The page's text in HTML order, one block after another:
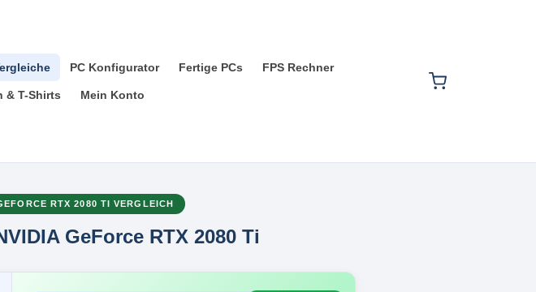
PC Konfigurator Fertige PCs FPS Rechner
& T-Shirts Mein Konto
RTX 2080 TI VERGLEICH
GeForce RTX 2080 Ti